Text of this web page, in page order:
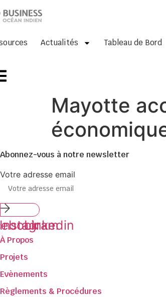
to
Actualités Tableau de Bord
Mayotte
Abonnez-vous à notre newsletter
Votre adresse email
Submit
Linkedin
À Propos
Projets
Evènements
Règlements & Procédures